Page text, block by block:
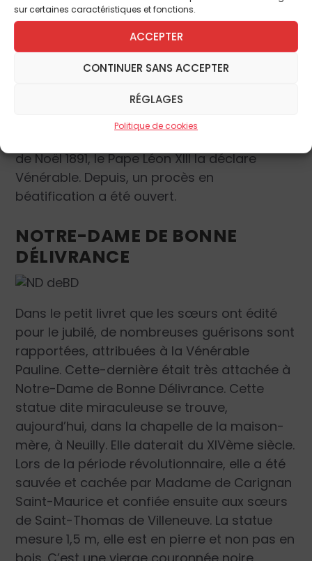
sur certaines caractéristiques et fonctions.
ACCEPTER
CONTINUER SANS ACCEPTER
RÉGLAGES
Politique de cookies
Mère Marie-Delphine, l’Assistante Générale
de la Congrégation, lors de la Messe
d’Ouverture du Jubilé, le 22 septembre
« A la fin de sa vie, elle était devenue
déplaçait plus que sur une chaise roulante.
Elle a fini sa vie dans la souffrance. Elle se
de Noël 1891, le Pape Léon XIII la déclare
Vénérable. Depuis, un procès en
béatification a été ouvert.
NOTRE-DAME DE BONNE
DÉLIVRANCE
Dans le petit livret que les sœurs ont édité
pour le jubilé, de nombreuses guérisons sont
rapportées, attribuées à la Vénérable
Pauline. Cette-dernière était très attachée à
Notre-Dame de Bonne Délivrance. Cette
statue dite miraculeuse se trouve,
aujourd’hui, dans la chapelle de la maison-
mère, à Neuilly. Elle daterait du XIVème siècle.
Lors de la période révolutionnaire, elle a été
sauvée et cachée par Madame de Carignan
Saint-Maurice et confiée ensuite aux sœurs
de Saint-Thomas de Villeneuve. La statue
mesure 1,5 m, elle est en pierre et non pas en